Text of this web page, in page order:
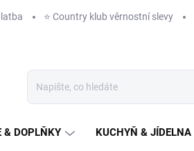
⭐️ Country klub věrnostní slevy
& DOPLŇKY KUCHYŇ & JÍDELNA